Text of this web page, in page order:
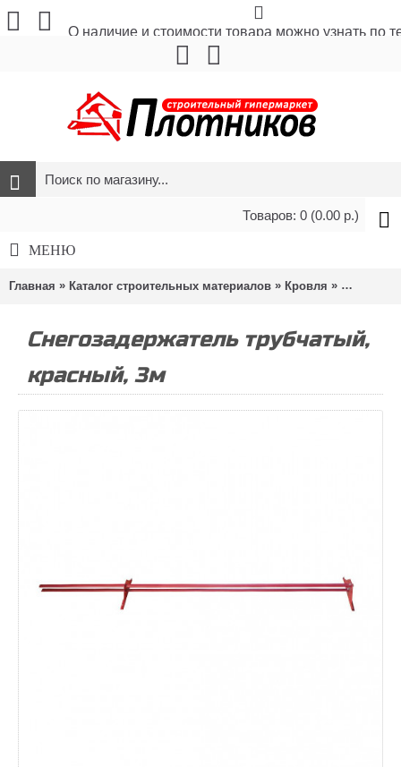
О наличие и стоимости товара можно узнать по
Товаров: 0 (0.00 р.)
МЕНЮ
Главная » Каталог строительных материалов » Кровля »
Снегозадержатель трубчатый,
красный, 3м